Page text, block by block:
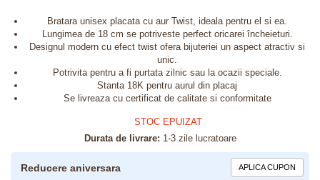
Bratara unisex placata cu aur Twist, ideala pentru el si ea.
Lungimea de 18 cm se potriveste perfect oricarei încheieturi.
Designul modern cu efect twist ofera bijuteriei un aspect atractiv si
unic.
Potrivita pentru a fi purtata zilnic sau la ocazii speciale.
Stanta 18K pentru aurul din placaj
Se livreaza cu certificat de calitate si conformitate
STOC EPUIZAT
Durata de livrare: 1-3 zile lucratoare
Reducere aniversara APLICA CUPON